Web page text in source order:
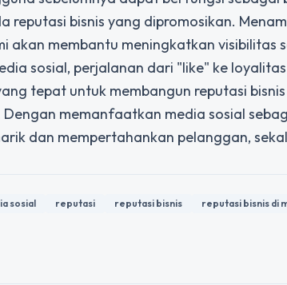
reputasi bisnis yang dipromosikan.
akan membantu meningkatkan visibilitas
sosial, perjalanan dari "like" ke
tepat untuk membangun reputasi
Dengan memanfaatkan media sosial
dan mempertahankan pelanggan,
sosial reputasi reputasi bisnis reputasi bisnis di